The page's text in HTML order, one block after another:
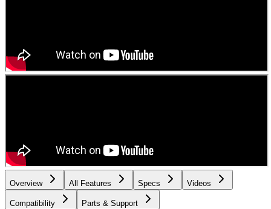
Overview All Features Specs Videos
Compatibility Parts & Support